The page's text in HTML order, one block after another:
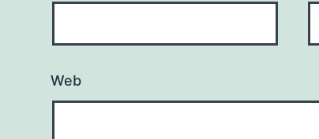
Web